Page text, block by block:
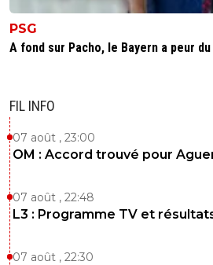
PSG
A fond sur Pacho, le Bayern a peur du
FIL INFO
07 août , 23:00
OM : Accord trouvé pour
07 août , 22:48
L3 : Programme TV et
07 août , 22:30